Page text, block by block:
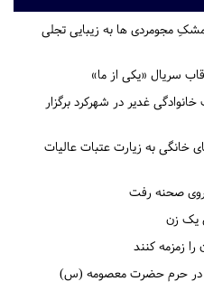
مجومردی ها به زیبایی تجلی
سریال «یکی از ما»
غدیر در شهرکرد برگزار
خانگی به زیارت عتبات عالیات
روی صحنه رفت
یک زن
زمزمه کنند
در حرم حضرت معصومه (س)